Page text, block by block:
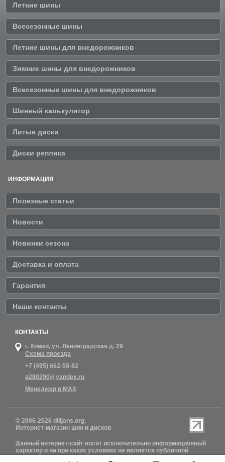
Летние шины
Всесезонные шины
Летние шины для внедорожников
Зимние шины для внедорожников
Всесезонные шины для внедорожников
Шинный калькулятор
Литые диски
Диски реплика
ИНФОРМАЦИЯ
Полезные статьи
Новости
Новинки сезона
Доставка и оплата
Гарантия
Наши контакты
КОНТАКТЫ
г. Химки, ул. Ленинградская д. 29
Схема проезда
+7 (495) 662-58-82
a280290@yandex.ru
Менеджер в MAX
© 2006-2026 dilijans.org.
Интернет-магазин шин и дисков
Данный интернет-сайт носит исключительно информационный
характер и ни при каких условиях не является публичной
офертой, определяемой положениями Статьи 437 (2)